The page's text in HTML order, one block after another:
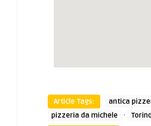
Article Tags: antica
pizzeria da michele ·